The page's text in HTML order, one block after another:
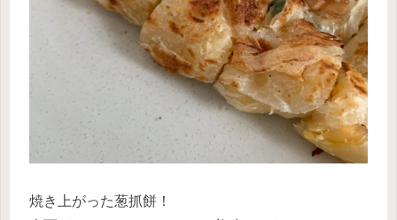
焼き上がった葱抓餅！